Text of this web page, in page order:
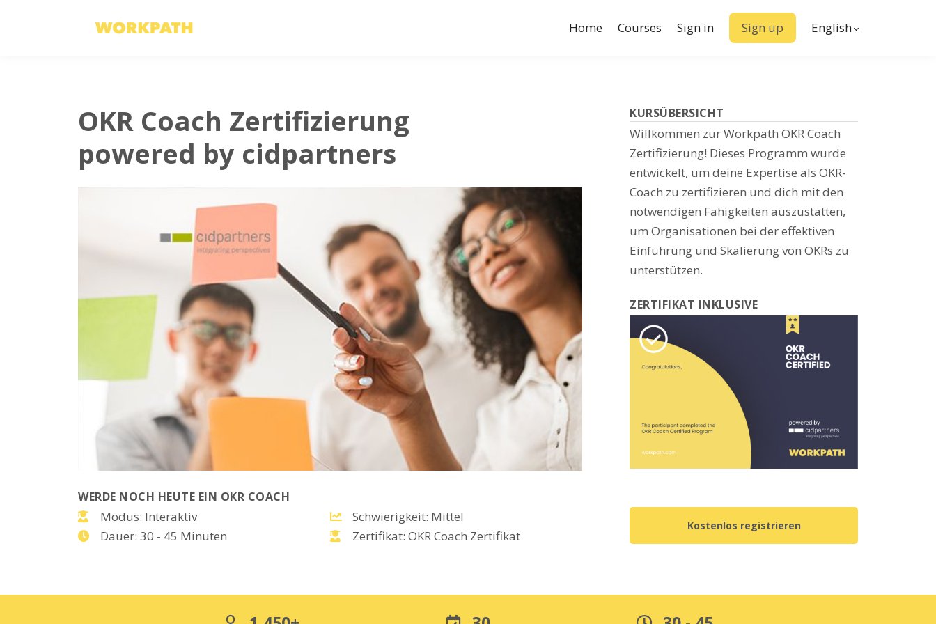
Home Courses Sign in Sign up English
OKR Coach Zertifizierung
powered by cidpartners
WERDE NOCH HEUTE EIN OKR COACH
Modus: Interaktiv
Schwierigkeit: Mittel
Dauer: 30 - 45 Minuten
Zertifikat: OKR Coach Zertifikat
KURSÜBERSICHT
Willkommen zur Workpath OKR Coach
Zertifizierung! Dieses Programm wurde
entwickelt, um deine Expertise als OKR-
Coach zu zertifizieren und dich mit den
notwendigen Fähigkeiten auszustatten,
um Organisationen bei der effektiven
Einführung und Skalierung von OKRs zu
unterstützen.
ZERTIFIKAT INKLUSIVE
Kostenlos registrieren